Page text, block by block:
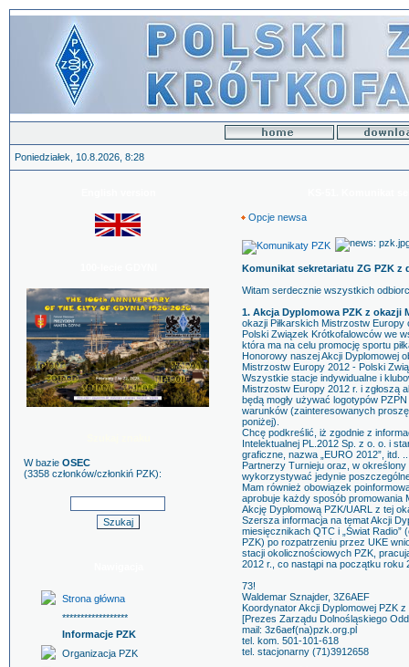
Poniedziałek, 10.8.2026, 8:28
W bazie OSEC
(3358 członków/członkiń PZK):
Strona główna
******************
Informacje PZK
Organizacja PZK
Opcje newsa
Komunikat sekretariatu ZG PZK z
Witam serdecznie wszystkich
1. Akcja Dyplomowa PZK z okazji
okazji Piłkarskich Mistrzostw
Polski Związek Krótkofalowców we
która ma na celu promocję sportu
Honorowy naszej Akcji Dyplomowej
Mistrzostw Europy 2012 - Polski
Wszystkie stacje indywidualne i
Mistrzostw Europy 2012 r. i zgłoszą
będą mogły używać logotypów
warunków (zainteresowanych
poniżej).
Chcę podkreślić, iż zgodnie z
Intelektualnej PL.2012 Sp. z o. o. i
graficzne, nazwa „EURO 2012”, itd.
Partnerzy Turnieju oraz, w
wykorzystywać jedynie
Mam również obowiązek
aprobuje każdy sposób promowania
Akcję Dyplomową PZK/UARL z tej
Szersza informacja na temat Akcji
miesięcznikach QTC i „Świat
PZK) po rozpatrzeniu przez UKE
stacji okolicznościowych PZK,
2012 r., co nastąpi na początku roku
73!
Waldemar Sznajder, 3Z6AEF
Koordynator Akcji Dyplomowej PZK
[Prezes Zarządu Dolnośląskiego
mail: 3z6aef(na)pzk.org.pl
tel. kom. 501-101-618
tel. stacjonarny (71)3912658